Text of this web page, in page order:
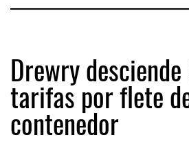
Drewry
tarifas por flete
contenedor